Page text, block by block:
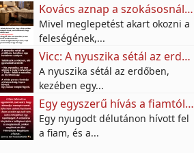
Kovács aznap a szokásosnál jóval korábban végzett a munkában.
Mivel meglepetést akart okozni a
feleségének,...
Vicc: A nyuszika sétál az erdőben, kezében egy hatalmas szatyor.
A nyuszika sétál az erdőben,
kezében egy...
Egy egyszerű hívás a fiamtól arra késztetett, hogy meglátogassam, és többet jelentett, mint hittem
Egy nyugodt délutánon hívott fel
a fiam, és a...